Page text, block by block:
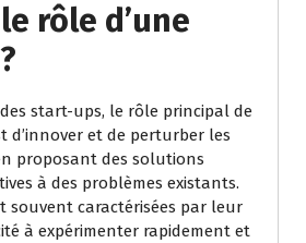
rôle d’une
start-ups, le rôle principal de
d’innover et de perturber les
proposant des solutions
à des problèmes existants.
souvent caractérisées par leur
à expérimenter rapidement et